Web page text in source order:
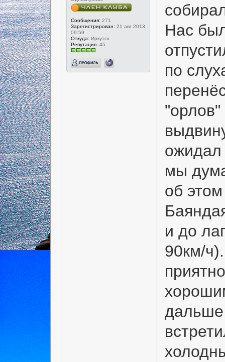
Сообщения: 271
Зарегистрирован: 21 авг 2013,
09:59
Откуда: Иркутск
Репутация: 45
Нас
по
мы
об
и до
90км/
дальше